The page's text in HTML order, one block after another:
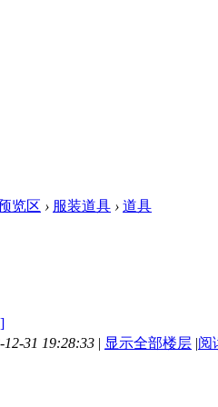
览区 › 服装道具 › 道具
31 19:28:33 | 显示全部楼层 |阅